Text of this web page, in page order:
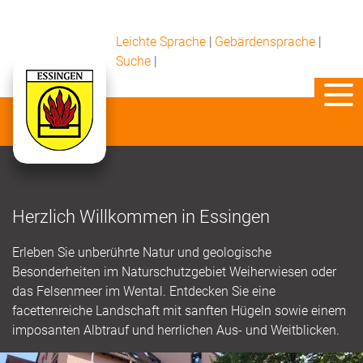
Leichte Sprache | Gebärdensprache |
Suche |
Herzlich Willkommen in Essingen
Erleben Sie unberührte Natur und geologische
Besonderheiten im Naturschutzgebiet Weiherwiesen oder
das Felsenmeer im Wental. Entdecken Sie eine
facettenreiche Landschaft mit sanften Hügeln sowie einem
imposanten Albtrauf und herrlichen Aus- und Weitblicken.